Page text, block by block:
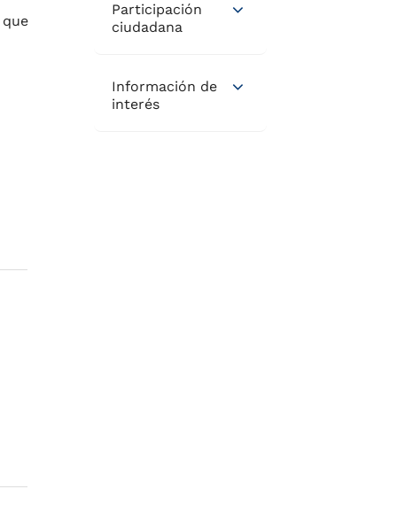
Participación
ciudadana
Información de
interés